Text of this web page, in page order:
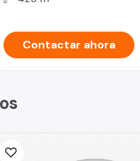
Contactar ahora